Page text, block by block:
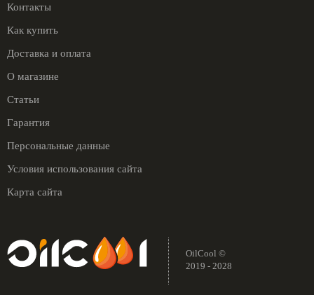
Контакты
Как купить
Доставка и оплата
О магазине
Статьи
Гарантия
Персональные данные
Условия использования сайта
Карта сайта
OilCool ©
2019 - 2028